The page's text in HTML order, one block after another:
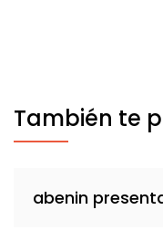
También te
abenin presenta